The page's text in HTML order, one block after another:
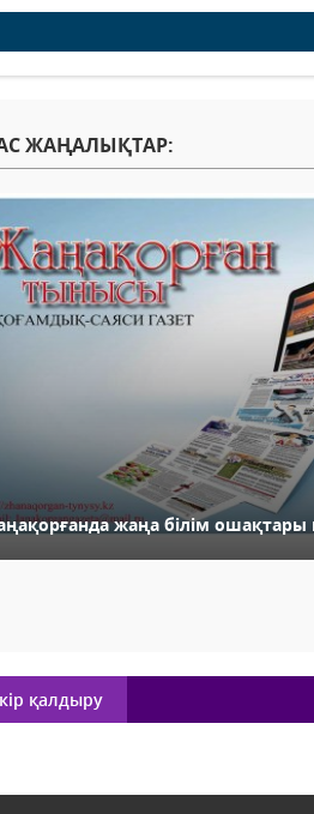
ЖАҢАЛЫҚТАР:
жаңа білім ошақтары
қалдыру